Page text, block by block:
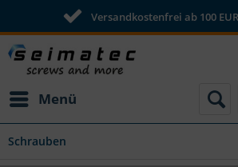
Versandkostenfrei ab 100
Menü
Schrauben